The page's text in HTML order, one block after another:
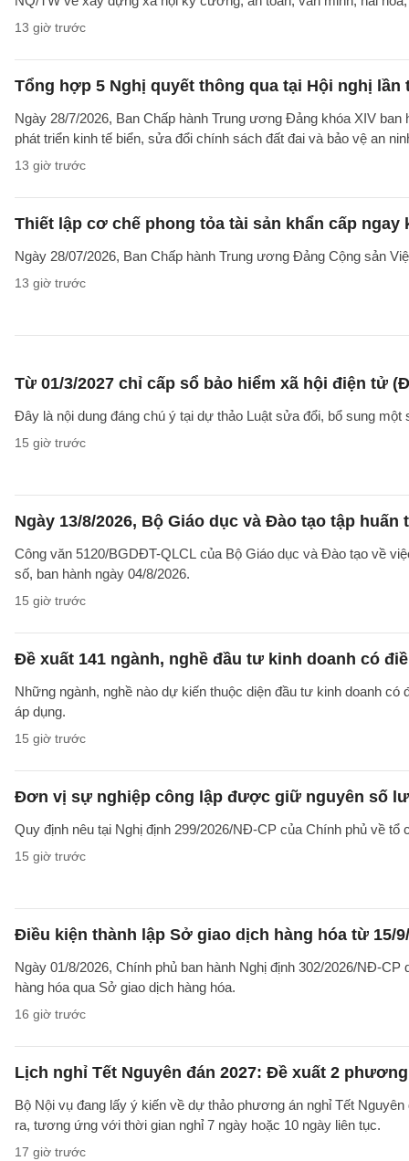
13 giờ trước
Tổng hợp 5 Nghị quyết thông qua tại Hội nghị
Ngày 28/7/2026, Ban Chấp hành Trung ương Đảng khóa XIV
phát triển kinh tế biển, sửa đổi chính sách đất đai và bảo vệ an
13 giờ trước
Thiết lập cơ chế phong tỏa tài sản khẩn cấp
Ngày 28/07/2026, Ban Chấp hành Trung ương Đảng Cộng sản
13 giờ trước
Từ 01/3/2027 chỉ cấp sổ bảo hiểm xã hội điện tử
Đây là nội dung đáng chú ý tại dự thảo Luật sửa đổi, bổ sung
15 giờ trước
Ngày 13/8/2026, Bộ Giáo dục và Đào tạo tập
Công văn 5120/BGDĐT-QLCL của Bộ Giáo dục và Đào tạo về
số, ban hành ngày 04/8/2026.
15 giờ trước
Đề xuất 141 ngành, nghề đầu tư kinh doanh có
Những ngành, nghề nào dự kiến thuộc diện đầu tư kinh doanh
áp dụng.
15 giờ trước
Đơn vị sự nghiệp công lập được giữ nguyên số
Quy định nêu tại Nghị định 299/2026/NĐ-CP của Chính phủ về
15 giờ trước
Điều kiện thành lập Sở giao dịch hàng hóa từ 15/
Ngày 01/8/2026, Chính phủ ban hành Nghị định 302/2026/NĐ-
hàng hóa qua Sở giao dịch hàng hóa.
16 giờ trước
Lịch nghỉ Tết Nguyên đán 2027: Đề xuất 2
Bộ Nội vụ đang lấy ý kiến về dự thảo phương án nghỉ Tết
ra, tương ứng với thời gian nghỉ 7 ngày hoặc 10 ngày liên tục.
17 giờ trước